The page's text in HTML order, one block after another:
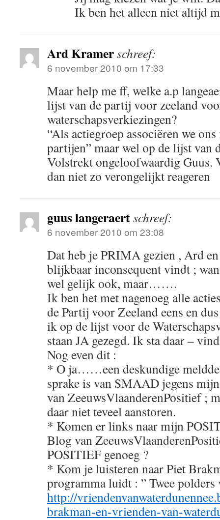
Ik ben het alleen niet altijd
Ard Kramerschreef:
6 november 2010 om 17:33
Maar help me ff, welke a.p
lijst van de partij voor zeeland
waterschapsverkiezingen?
“Als actiegroep associëren we
partijen” maar wel op de lijst van
Volstrekt ongeloofwaardig Guus.
dan niet zo verongelijkt reageren
guus langeraertschreef:
6 november 2010 om 23:08
Dat heb je PRIMA gezien , Ard
blijkbaar inconsequent vindt ;
wel gelijk ook, maar…….
Ik ben het met nagenoeg alle
de Partij voor Zeeland eens en
ik op de lijst voor de
staan JA gezegd. Ik sta daar –
Nog even dit :
* O ja……een deskundige
sprake is van SMAAD jegens
van ZeeuwsVlaanderenPositief ;
daar niet teveel aanstoren.
* Komen er links naar mijn
Blog van
POSITIEF genoeg ?
* Kom je luisteren naar Piet
programma luidt : ” Twee
http://
brakman-en-vrienden-van-